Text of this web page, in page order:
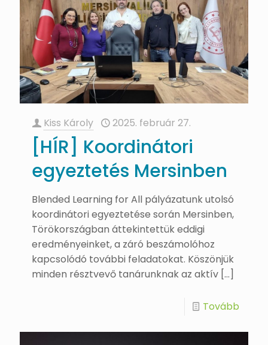
Kiss Károly 2025. február 27.
[HÍR] Koordinátori
egyeztetés Mersinben
Blended Learning for All pályázatunk utolsó
koordinátori egyeztetése során Mersinben,
Törökországban áttekintettük eddigi
eredményeinket, a záró beszámolóhoz
kapcsolódó további feladatokat. Köszönjük
minden résztvevő tanárunknak az aktív […]
Tovább